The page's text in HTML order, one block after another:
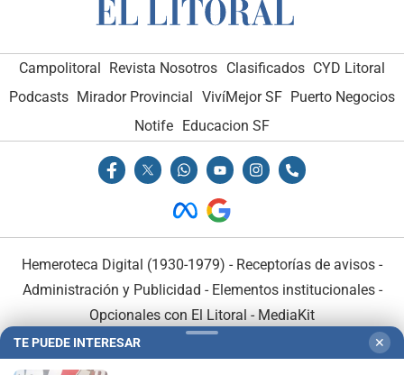
Campolitoral Revista Nosotros Clasificados CYD Litoral
Podcasts Mirador Provincial VivíMejor SF Puerto Negocios
Notife
Educacion SF
Hemeroteca Digital (1930-1979) - Receptorías de avisos -
Administración y Publicidad - Elementos institucionales-
Opcionales con El Litoral - MediaKit
TE PUEDE INTERESAR ✕